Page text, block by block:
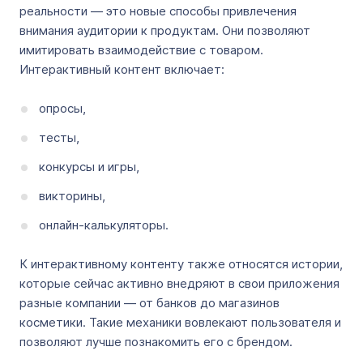
реальности — это новые способы привлечения
внимания аудитории к продуктам. Они позволяют
имитировать взаимодействие с товаром.
Интерактивный контент включает:
опросы,
тесты,
конкурсы и игры,
викторины,
онлайн-калькуляторы.
К интерактивному контенту также относятся истории,
которые сейчас активно внедряют в свои приложения
разные компании — от банков до магазинов
косметики. Такие механики вовлекают пользователя и
позволяют лучше познакомить его с брендом.